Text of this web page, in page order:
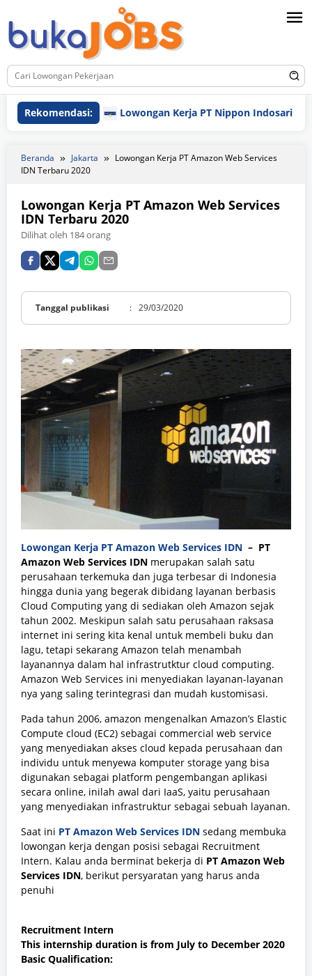
ke
konten
Rekomendasi: Lowongan Kerja PT Nippon Indosari
Beranda Jakarta
Lowongan Kerja PT Amazon Web Services
IDN Terbaru 2020
Lowongan Kerja PT Amazon Web Services
IDN Terbaru 2020
Dilihat oleh 184 orang
Tanggal publikasi : 29/03/2020
Lowongan Kerja PT Amazon Web Services IDN – PT
Amazon Web Services IDN merupakan salah satu
perusahaan terkemuka dan juga terbesar di Indonesia
hingga dunia yang begerak dibidang layanan berbasis
Cloud Computing yang di sediakan oleh Amazon sejak
tahun 2002. Meskipun salah satu perusahaan raksasa
internet ini sering kita kenal untuk membeli buku dan
lagu, tetapi sekarang Amazon telah menambah
layanannya dalam hal infrastrutktur cloud computing.
Amazon Web Services ini menyediakan layanan-layanan
nya yang saling terintegrasi dan mudah kustomisasi.
Pada tahun 2006, amazon mengenalkan Amazon’s Elastic
Compute cloud (EC2) sebagai commercial web service
yang menyediakan akses cloud kepada perusahaan dan
individu untuk menyewa komputer storage yang bisa
digunakan sebagai platform pengembangan aplikasi
secara online, inilah awal dari IaaS, yaitu perusahaan
yang menyediakan infrastruktur sebagai sebuah layanan.
Saat ini PT Amazon Web Services IDN sedang membuka
lowongan kerja dengan posisi sebagai Recruitment
Intern. Kalau anda berminat bekerja di PT Amazon Web
Services IDN, berikut persyaratan yang harus anda
penuhi
Recruitment Intern
This internship duration is from July to December 2020
Basic Qualification: